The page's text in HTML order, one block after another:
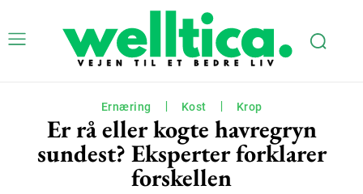
Ernæring Kost Krop
Er rå eller kogte havregryn
sundest? Eksperter forklarer
forskellen